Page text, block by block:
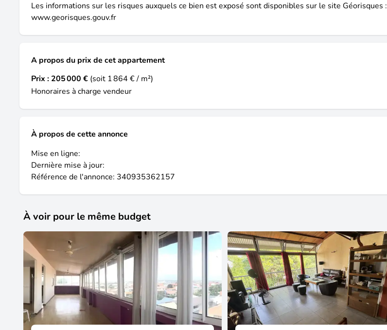
Les informations sur les risques auxquels ce bien est exposé sont disponibles sur le site Géorisques :
www.georisques.gouv.fr
A propos du prix de cet appartement
Prix : 205 000 € (soit 1 864 € / m²)
Honoraires à charge vendeur
À propos de cette annonce
Mise en ligne:
Dernière mise à jour:
Référence de l'annonce: 340935362157
À voir pour le même budget